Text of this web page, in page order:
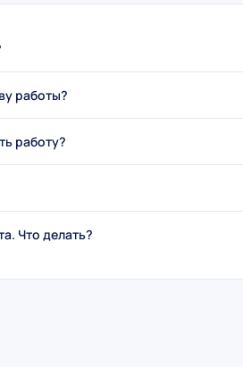
работы?
работу?
Что делать?